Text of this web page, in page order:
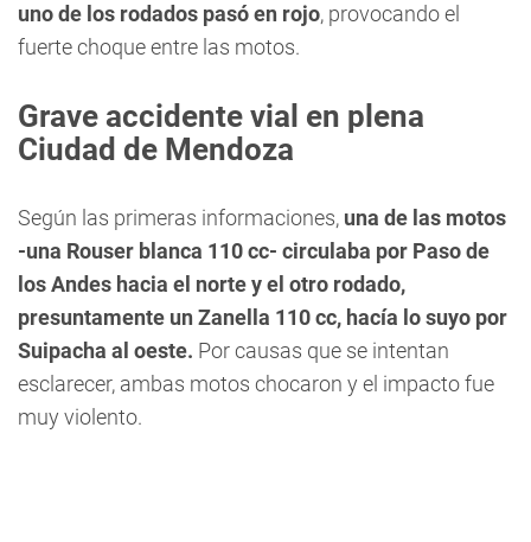
uno de los rodados pasó en rojo, provocando el
fuerte choque entre las motos.
Grave accidente vial en plena
Ciudad de Mendoza
Según las primeras informaciones, una de las motos
-una Rouser blanca 110 cc- circulaba por Paso de
los Andes hacia el norte y el otro rodado,
presuntamente un Zanella 110 cc, hacía lo suyo por
Suipacha al oeste. Por causas que se intentan
esclarecer, ambas motos chocaron y el impacto fue
muy violento.